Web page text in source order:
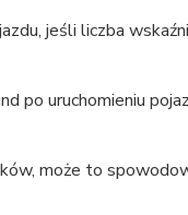
jeśli liczba
po uruchomieniu
może to